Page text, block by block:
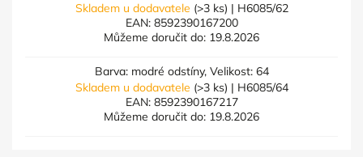
Skladem u dodavatele (>3 ks) | H6085/62
EAN: 8592390167200
Můžeme doručit do: 19.8.2026
Barva: modré odstíny, Velikost: 64
Skladem u dodavatele (>3 ks) | H6085/64
EAN: 8592390167217
Můžeme doručit do: 19.8.2026